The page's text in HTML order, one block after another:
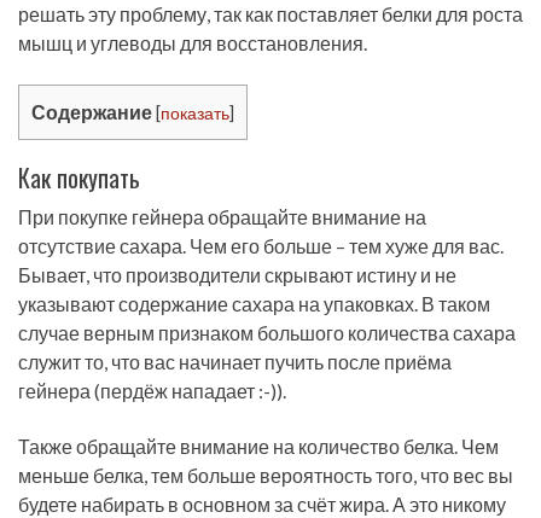
решать эту проблему, так как поставляет белки для роста
мышц и углеводы для восстановления.
Содержание [показать]
Как покупать
При покупке гейнера обращайте внимание на
отсутствие сахара. Чем его больше – тем хуже для вас.
Бывает, что производители скрывают истину и не
указывают содержание сахара на упаковках. В таком
случае верным признаком большого количества сахара
служит то, что вас начинает пучить после приёма
гейнера (пердёж нападает :-)).
Также обращайте внимание на количество белка. Чем
меньше белка, тем больше вероятность того, что вес вы
будете набирать в основном за счёт жира. А это никому